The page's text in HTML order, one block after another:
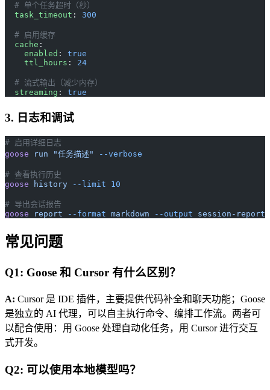
  # 单个任务超时（秒）
  task_timeout
: 300
  # 启用缓存
  cache
:
    enabled
: true
    ttl_hours
: 24
  # 流式输出（减少内存）
  streaming
: true
3. 日志和调试
# 启用详细日志
goose run "任务描述" --verbose
# 查看执行历史
goose history --limit 10
# 导出会话报告
goose report --format markdown --output session-
常见问题
Q1: Goose 和 Cursor 有什么区别？
A: Cursor 是 IDE 插件，主要提供代码补全和聊天功能；Goose
是独立的 AI 代理，可以自主执行命令、编排工作流。两者可
以配合使用：用 Goose 处理自动化任务，用 Cursor 进行交互
式开发。
Q2: 可以使用本地模型吗？